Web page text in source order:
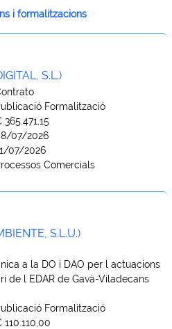
i formalitzacions
S.L.)
Formalització
365.471,15
07/2026
07/2026
Comercials
S.L.U.)
a la DO i DAO per l actuacions
de l EDAR de Gavà-Viladecans
Formalització
110.110,00